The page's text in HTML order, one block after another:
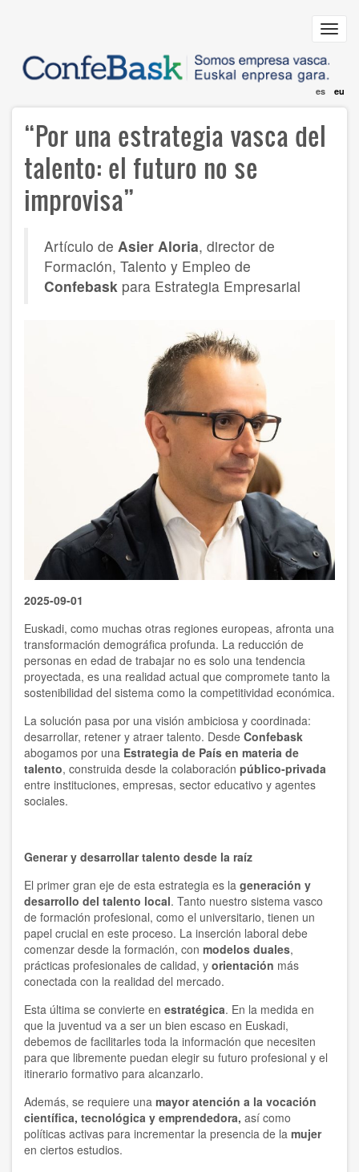
content
es eu
“Por una estrategia vasca del
talento: el futuro no se
improvisa”
Artículo de Asier Aloria, director de
Formación, Talento y Empleo de
Confebask para Estrategia Empresarial
2025-09-01
Euskadi, como muchas otras regiones europeas, afronta una
transformación demográfica profunda. La reducción de
personas en edad de trabajar no es solo una tendencia
proyectada, es una realidad actual que compromete tanto la
sostenibilidad del sistema como la competitividad económica.
La solución pasa por una visión ambiciosa y coordinada:
desarrollar, retener y atraer talento. Desde Confebask
abogamos por una Estrategia de País en materia de
talento, construida desde la colaboración público-privada
entre instituciones, empresas, sector educativo y agentes
sociales.
Generar y desarrollar talento desde la raíz
El primer gran eje de esta estrategia es la generación y
desarrollo del talento local. Tanto nuestro sistema vasco
de formación profesional, como el universitario, tienen un
papel crucial en este proceso. La inserción laboral debe
comenzar desde la formación, con modelos duales,
prácticas profesionales de calidad, y orientación más
conectada con la realidad del mercado.
Esta última se convierte en estratégica. En la medida en
que la juventud va a ser un bien escaso en Euskadi,
debemos de facilitarles toda la información que necesiten
para que libremente puedan elegir su futuro profesional y el
itinerario formativo para alcanzarlo.
Además, se requiere una mayor atención a la vocación
científica, tecnológica y emprendedora, así como
políticas activas para incrementar la presencia de la mujer
en ciertos estudios.